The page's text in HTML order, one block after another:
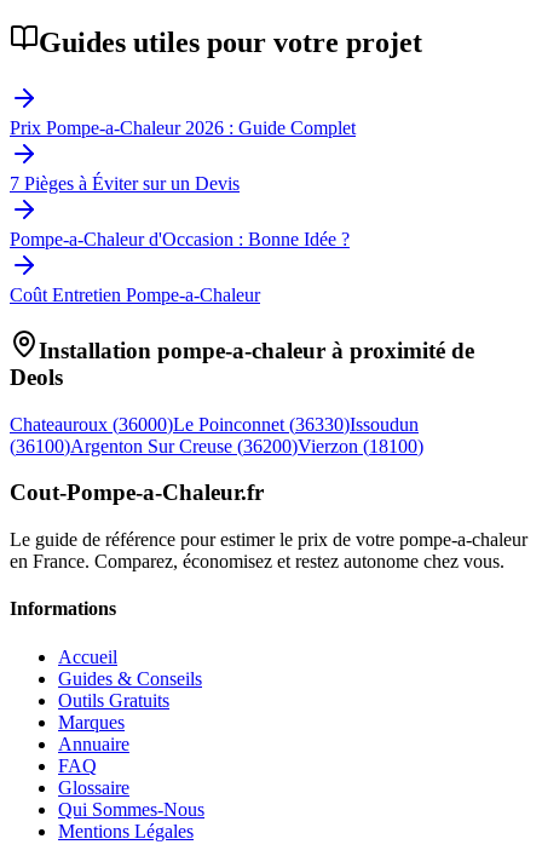
Guides utiles pour votre projet
Prix Pompe-a-Chaleur 2026 : Guide Complet
7 Pièges à Éviter sur un Devis
Pompe-a-Chaleur d'Occasion : Bonne Idée ?
Coût Entretien Pompe-a-Chaleur
Installation pompe-a-chaleur à proximité de
Deols
Chateauroux (36000)Le Poinconnet (36330)Issoudun
(36100)Argenton Sur Creuse (36200)Vierzon (18100)
Cout-Pompe-a-Chaleur.fr
Le guide de référence pour estimer le prix de votre pompe-a-chaleur
en France. Comparez, économisez et restez autonome chez vous.
Informations
Accueil
Guides & Conseils
Outils Gratuits
Marques
Annuaire
FAQ
Glossaire
Qui Sommes-Nous
Mentions Légales